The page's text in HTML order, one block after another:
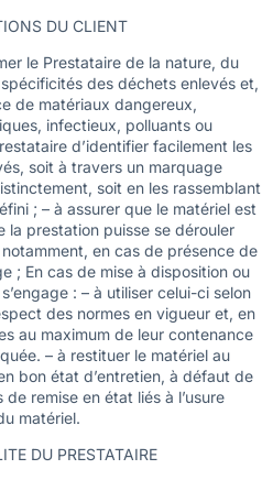
DU CLIENT
le Prestataire de la nature, du
des déchets enlevés et,
de matériaux dangereux,
infectieux, polluants ou
d’identifier facilement les
soit à travers un marquage
soit en les rassemblant
; – à assurer que le matériel est
la prestation puisse se dérouler
en cas de présence de
; En cas de mise à disposition ou
: – à utiliser celui-ci selon
des normes en vigueur et, en
au maximum de leur contenance
– à restituer le matériel au
bon état d’entretien, à défaut de
remise en état liés à l’usure
matériel.
DU PRESTATAIRE